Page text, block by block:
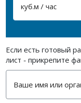
Если есть готовый
лист - прикрепите